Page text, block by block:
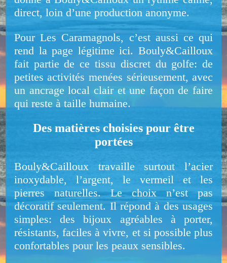
direct, loin d’une production anonyme.
Pour Les Caramagnols, c’est aussi ce qui
rend la page légitime ici. Bouly&Cailloux
fait partie de ce tissu discret du golfe: de
petites activités menées sérieusement, avec
un ancrage local clair et une façon de faire
qui reste à taille humaine.
Des matières choisies pour être
portées
Bouly&Cailloux travaille surtout l’acier
inoxydable, l’argent, le vermeil et les
pierres naturelles. Le choix n’est pas
décoratif seulement. Il répond à des usages
simples: des bijoux agréables à porter,
résistants, faciles à vivre, et si possible plus
confortables pour les peaux sensibles.